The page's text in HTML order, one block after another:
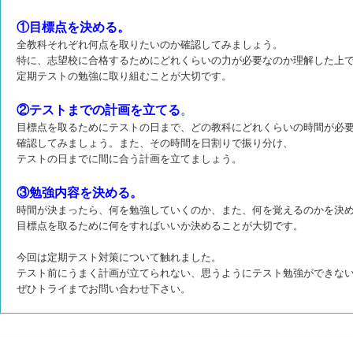
①目標点を決める。
全教科それぞれ何点を取りたいのか確認してみましょう。
特に、志望校に合格するためにどれくらいの力が必要なのか理解した上
定期テストの勉強に取り組むことが大切です。
②テストまでの計画を立てる。
目標点を取るためにテストの日まで、どの教科にどれくらいの時間が必
確認してみましょう。
また、その時間を日割りで振り分け、
テストの日までに間に合う計画を立てましょう。
③勉強内容を決める。
時間が決まったら、何を勉強していくのか、また、何を覚えるのかを決
目標点を取るために何をすればいいか決めることが大切です。
今回は定期テスト対策について触れました。
テスト前にうまく計画が立てられない、思うようにテスト勉強ができな
ぜひトライまでお問い合わせ下さい。